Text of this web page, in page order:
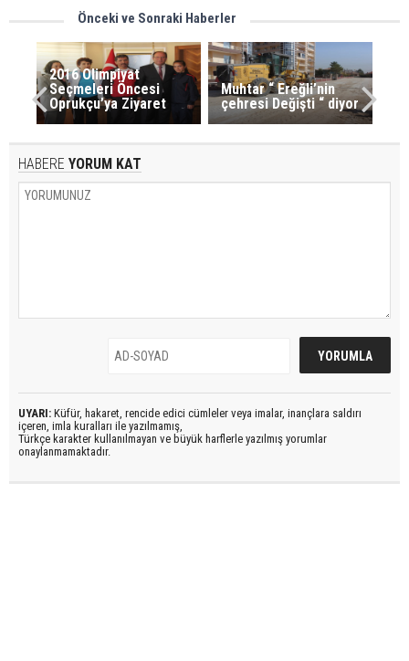
Önceki ve Sonraki Haberler
2016 Olimpiyat
Seçmeleri Öncesi
Oprukçu’ya Ziyaret
Muhtar “ Ereğli’nin
çehresi Değişti “ diyor
HABERE YORUM KAT
UYARI: Küfür, hakaret, rencide edici cümleler veya imalar, inançlara saldırı
içeren, imla kuralları ile yazılmamış,
Türkçe karakter kullanılmayan ve büyük harflerle yazılmış yorumlar
onaylanmamaktadır.